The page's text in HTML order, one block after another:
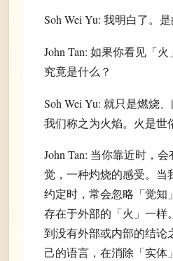
Soh Wei Yu: 我明白了。是
John Tan: 如果你看见「火
究竟是什么？
Soh Wei Yu: 就只是燃烧
我们称之为火焰。火是世
John Tan: 当你靠近时，
觉，一种灼烧的感受。当
约定时，常会忽略「觉知
存在于外部的「火」一样
到没有外部或内部的结论
己的语言，在消除「实体